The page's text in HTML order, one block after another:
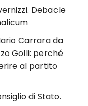
Debacle
Carrara da
Golli: perché
al partito
di Stato.